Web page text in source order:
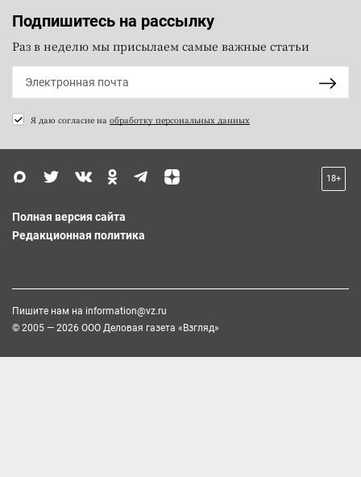
Подпишитесь на рассылку
Раз в неделю мы присылаем самые важные статьи
Я даю согласие на обработку персональных данных
18+
Полная версия сайта
Редакционная политика
Пишите нам на information@vz.ru
© 2005 — 2026 ООО Деловая газета «Взгляд»